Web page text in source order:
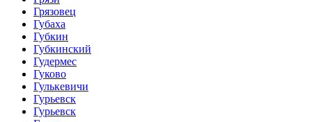
Грязовец
Губаха
Губкин
Губкинский
Гудермес
Гуково
Гулькевичи
Гурьевск
Гурьевск